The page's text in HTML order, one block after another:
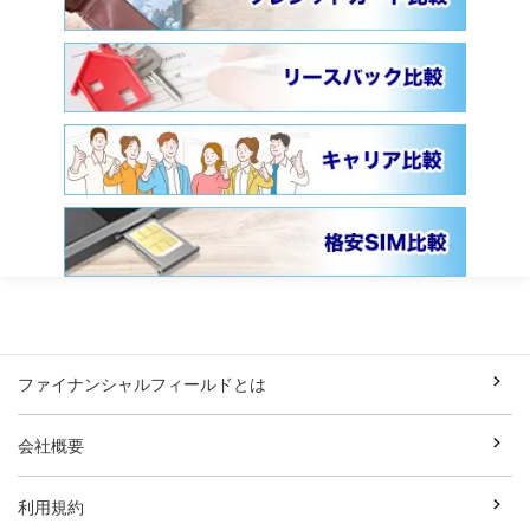
ファイナンシャルフィールドとは
会社概要
利用規約